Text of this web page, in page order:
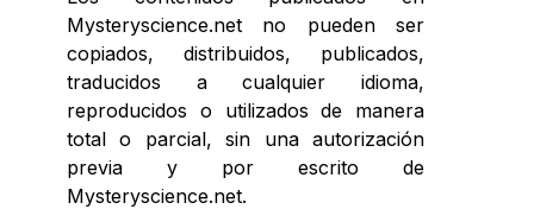
Mysteryscience.net no pueden ser
copiados, distribuidos, publicados,
traducidos a cualquier idioma,
reproducidos o utilizados de manera
total o parcial, sin una autorización
previa y por escrito de
Mysteryscience.net.